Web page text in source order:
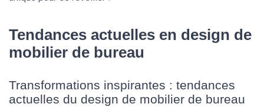
Tendances actuelles en design de
mobilier de bureau
Transformations inspirantes : tendances
actuelles du design de mobilier de bureau